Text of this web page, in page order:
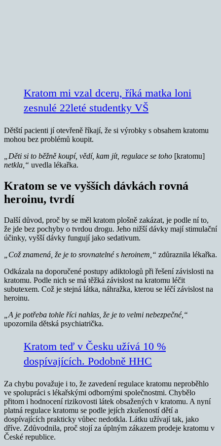
Kratom mi vzal dceru, říká matka loni
zesnulé 22leté studentky VŠ
Dětští pacienti jí otevřeně říkají, že si výrobky s obsahem kratomu
mohou bez problémů koupit.
„Děti si to běžně koupí, vědí, kam jít, regulace se toho [kratomu]
netkla,“ uvedla lékařka.
Kratom se ve vyšších dávkách rovná
heroinu, tvrdí
Další důvod, proč by se měl kratom plošně zakázat, je podle ní to,
že jde bez pochyby o tvrdou drogu. Jeho nižší dávky mají stimulační
účinky, vyšší dávky fungují jako sedativum.
„Což znamená, že je to srovnatelné s heroinem,“ zdůraznila lékařka.
Odkázala na doporučené postupy adiktologů při řešení závislosti na
kratomu. Podle nich se má těžká závislost na kratomu léčit
subutexem. Což je stejná látka, náhražka, kterou se léčí závislost na
heroinu.
„A je potřeba tohle říci nahlas, že je to velmi nebezpečné,“
upozornila dětská psychiatrička.
Kratom teď v Česku užívá 10 %
dospívajících. Podobně HHC
Za chybu považuje i to, že zavedení regulace kratomu neproběhlo
ve spolupráci s lékařskými odbornými společnostmi. Chybělo
přitom i hodnocení rizikovosti látek obsažených v kratomu. A nyní
platná regulace kratomu se podle jejích zkušeností dětí a
dospívajících prakticky vůbec nedotkla. Látku užívají tak, jako
dříve. Zdůvodnila, proč stojí za úplným zákazem prodeje kratomu v
České republice.